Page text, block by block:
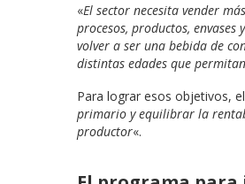
«El sector necesita vender
procesos, productos, envases
volver a ser una bebida de
distintas edades que
Para lograr esos objetivos,
primario y equilibrar la
productor«.